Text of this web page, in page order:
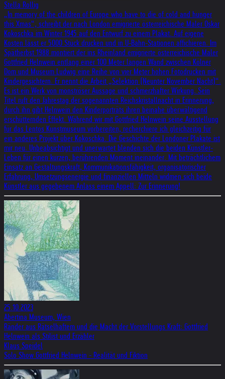
Stella Rollig
„In memory of the children of Europe who have to die of cold and hunger
this Xmas“, schreibt der nach London emigrierte österreichische Maler Oskar
Kokoschka im Winter 1945 auf den Entwurf zu einem Plakat. Auf eigene
Kosten lässt er 5000 Stück drucken und in U-Bahn-Stationen affichieren. Im
Spätherbst 1988 montiert der ins Rheinland emigrierte österreichische Maler
Gottfried Helnwein entlang einer 100 Meter langen Wand zwischen Kölner
Dom und Museum Ludwig eine Reihe von vier Meter hohen Fotodrucken mit
Kindergesichtern. Er nennt die Arbeit „Selektion (Neunter November Nacht)“.
Es ist ein Werk von monströser Aussage und schmerzhafter Wirkung. Sein
Titel ruft den Jahrestag der sogenannten Reichskristallnacht in Erinnerung,
durch ihn gibt Helnwein den Kinderporträts ihren beinahe überwältigend
erschütternden Effekt. Während wir mit Gottfried Helnwein seine Ausstellung
für das Lentos Kunstmuseum vorbereiten, recherchiere ich gleichzeitig für
ein anderes Projekt über Kokoschka. Die Geschichte der Londoner Plakate ist
mir neu. Unbeabsichtigt und unerwartet blenden sich die beiden Künstler-
Leben für einen kurzen, berührenden Moment ineinander. Mit beträchtlichem
Einsatz an Gestaltungskraft, Kommunikationsfähigkeit, organisatorischer
Erfahrung, Umsetzungsenergie und finanziellen Mitteln widmen sich beide
Künstler aus gegebenem Anlass einem Appell: Zur Erinnerung!
25.10.2023
Abertina Museum, Wien
Ränder aus Rätselhaftem und die Macht der Vorstellungs Kraft: Gottfried
Helnwein als Stilist und Erzähler
Klaus Speidel
Solo Show Gottfried Helnwein - Realität und Fiktion